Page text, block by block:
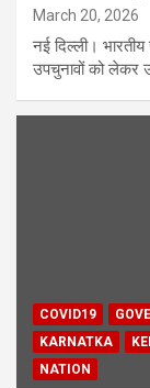
March 20, 2026
नई दिल्ली।
उपचुनावों को लेकर
COVID19
KARNATKA
NATION